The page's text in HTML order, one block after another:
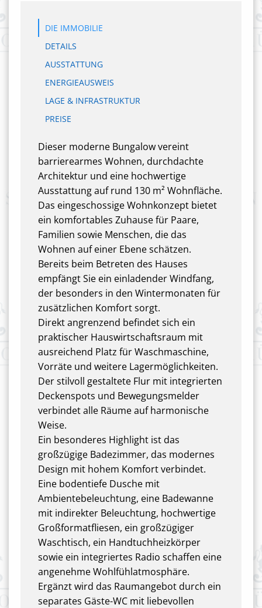
DIE IMMOBILIE
DETAILS
AUSSTATTUNG
ENERGIEAUSWEIS
LAGE & INFRASTRUKTUR
PREISE
Dieser moderne Bungalow vereint
barrierearmes Wohnen, durchdachte
Architektur und eine hochwertige
Ausstattung auf rund 130 m² Wohnfläche.
Das eingeschossige Wohnkonzept bietet
ein komfortables Zuhause für Paare,
Familien sowie Menschen, die das
Wohnen auf einer Ebene schätzen.
Bereits beim Betreten des Hauses
empfängt Sie ein einladender Windfang,
der besonders in den Wintermonaten für
zusätzlichen Komfort sorgt.
Direkt angrenzend befindet sich ein
praktischer Hauswirtschaftsraum mit
ausreichend Platz für Waschmaschine,
Vorräte und weitere Lagermöglichkeiten.
Der stilvoll gestaltete Flur mit integrierten
Deckenspots und Bewegungsmelder
verbindet alle Räume auf harmonische
Weise.
Ein besonderes Highlight ist das
großzügige Badezimmer, das modernes
Design mit hohem Komfort verbindet.
Eine bodentiefe Dusche mit
Ambientebeleuchtung, eine Badewanne
mit indirekter Beleuchtung, hochwertige
Großformatfliesen, ein großzügiger
Waschtisch, ein Handtuchheizkörper
sowie ein integriertes Radio schaffen eine
angenehme Wohlfühlatmosphäre.
Ergänzt wird das Raumangebot durch ein
separates Gäste-WC mit liebevollen